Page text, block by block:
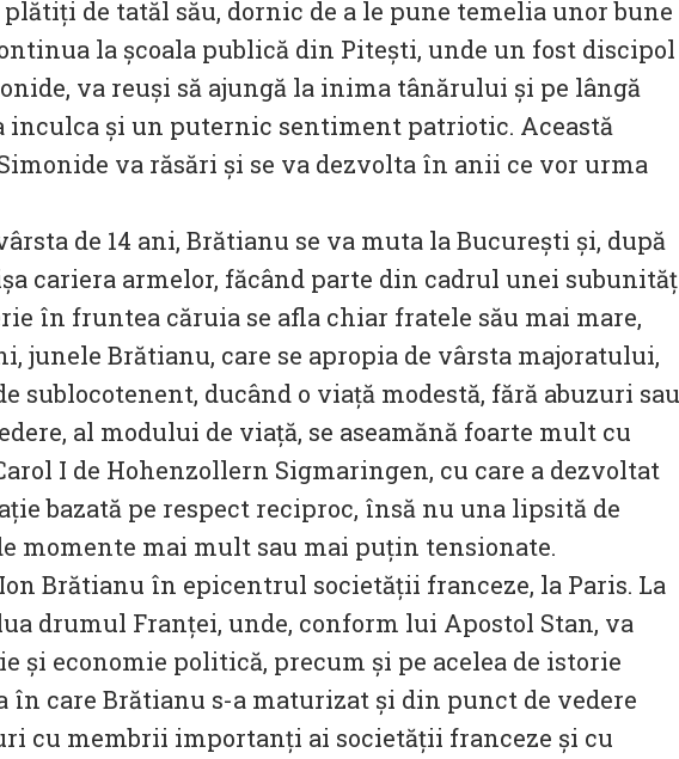
de tatăl său, dornic de a le pune temelia unor bune
la școala publică din Pitești, unde un fost discipol
va reuși să ajungă la inima tânărului și pe lângă
și un puternic sentiment patriotic. Această
va răsări și se va dezvolta în anii ce vor urma
de 14 ani, Brătianu se va muta la București și, după
cariera armelor, făcând parte din cadrul unei
în fruntea căruia se afla chiar fratele său mai mare,
junele Brătianu, care se apropia de vârsta majoratului,
sublocotenent, ducând o viață modestă, fără abuzuri sau
al modului de viață, se aseamănă foarte mult cu
I de Hohenzollern Sigmaringen, cu care a dezvoltat
bazată pe respect reciproc, însă nu una lipsită de
momente mai mult sau mai puțin tensionate.
Brătianu în epicentrul societății franceze, la Paris. La
lua drumul Franței, unde, conform lui Apostol Stan, va
și economie politică, precum și pe acelea de istorie
în care Brătianu s-a maturizat și din punct de vedere
cu membrii importanți ai societății franceze și cu